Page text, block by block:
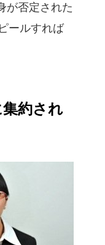
が否定された
ールすれば
約され